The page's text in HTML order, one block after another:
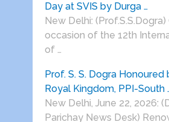
Day at SVIS by Durga …
New Delhi: (Prof.S.S.Dogra)
occasion of the 12th
of …
Prof. S. S. Dogra Honoured
Royal Kingdom, PPI-South
New Delhi, June 22, 2026:
Parichay News Desk)